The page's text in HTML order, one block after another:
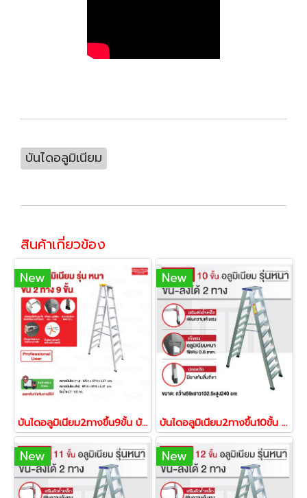
บันไดอลูมิเนียม
สินค้าเกี่ยวข้อง
New
บันไดอลูมิเนียม2ทางขึ้น9ขั้น บันไดพับได้ Happy Move 52246
New
บันไดอลูมิเนียม2ทางขึ้น10ขั้น พับได้ Happy Move 52253
New New